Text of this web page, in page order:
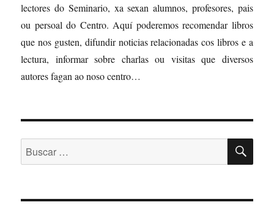
lectores do Seminario, xa sexan alumnos, profesores, pais
ou persoal do Centro. Aquí poderemos recomendar libros
que nos gusten, difundir noticias relacionadas cos libros e a
lectura, informar sobre charlas ou visitas que diversos
autores fagan ao noso centro…
Buscar: